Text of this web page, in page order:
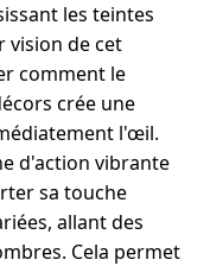
les teintes
vision de cet
comment le
crée une
l'œil.
d'action vibrante
sa touche
allant des
Cela permet